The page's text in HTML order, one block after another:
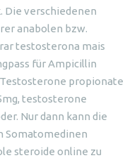
Die verschiedenen
anabolen bzw.
testosterona mais
für Ampicillin
propionate
testosterone
Nur dann kann die
Somatomedinen
steroide online zu